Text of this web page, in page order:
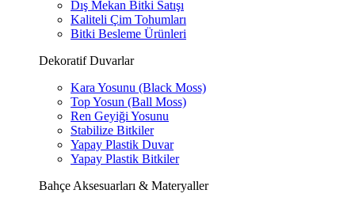
Dış Mekan Bitki Satışı
Kaliteli Çim Tohumları
Bitki Besleme Ürünleri
Dekoratif Duvarlar
Kara Yosunu (Black Moss)
Top Yosun (Ball Moss)
Ren Geyiği Yosunu
Stabilize Bitkiler
Yapay Plastik Duvar
Yapay Plastik Bitkiler
Bahçe Aksesuarları & Materyaller